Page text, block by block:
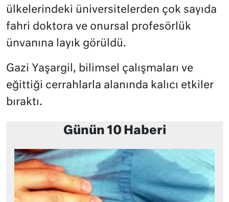
ülkelerindeki üniversitelerden çok sayıda
fahri doktora ve onursal profesörlük
ünvanına layık görüldü.
Gazi Yaşargil, bilimsel çalışmaları ve
eğittiği cerrahlarla alanında kalıcı etkiler
bıraktı.
Günün 10 Haberi